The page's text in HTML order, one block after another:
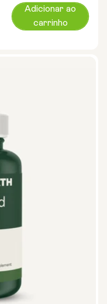
Adicionar ao
carrinho